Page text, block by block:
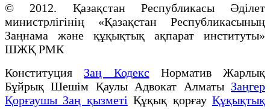
© 2012. Қазақстан Республикасы Әділет
министрлігінің «Қазақстан Республикасының
Заңнама және құқықтық ақпарат институты»
ШЖҚ РМК
Конституция Заң Кодекс Норматив Жарлық
Бұйрық Шешім Қаулы Адвокат Алматы Заңгер
Қорғаушы Заң қызметі Құқық қорғауҚұқықтық